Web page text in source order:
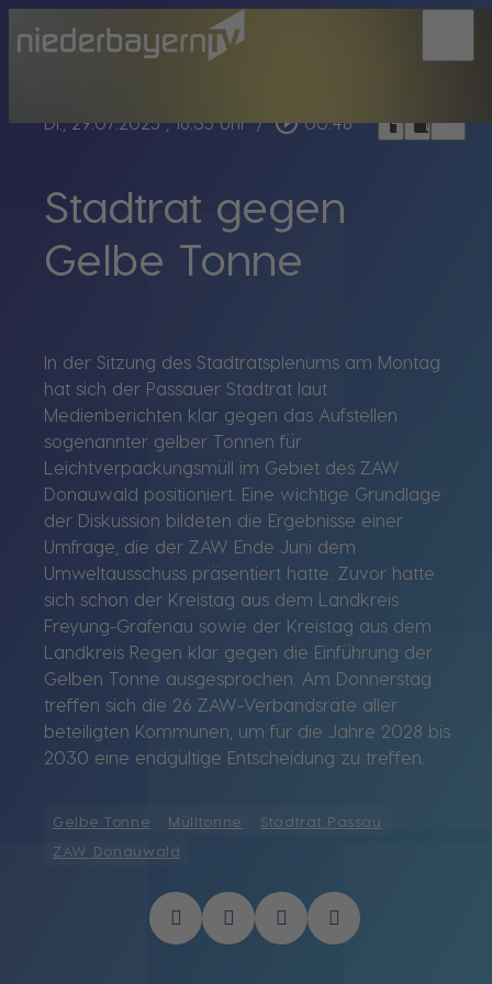
Di., 29.07.2025, 16:35 Uhr / play_circle_outline 00:48 headphoneschrome_reader_modebookmark_border
Stadtrat gegen
Gelbe Tonne
In der Sitzung des Stadtratsplenums am Montag
hat sich der Passauer Stadtrat laut
Medienberichten klar gegen das Aufstellen
sogenannter gelber Tonnen für
Leichtverpackungsmüll im Gebiet des ZAW
Donauwald positioniert. Eine wichtige Grundlage
der Diskussion bildeten die Ergebnisse einer
Umfrage, die der ZAW Ende Juni dem
Umweltausschuss präsentiert hatte. Zuvor hatte
sich schon der Kreistag aus dem Landkreis
Freyung-Grafenau sowie der Kreistag aus dem
Landkreis Regen klar gegen die Einführung der
Gelben Tonne ausgesprochen. Am Donnerstag
treffen sich die 26 ZAW-Verbandsräte aller
beteiligten Kommunen, um für die Jahre 2028 bis
2030 eine endgültige Entscheidung zu treffen.
Gelbe Tonne Mülltonne
Stadtrat Passau
ZAW Donauwald